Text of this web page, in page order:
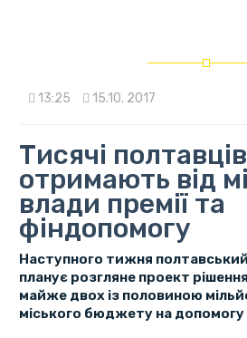
13:25 15.10. 2017
Тисячі полтавців
отримають від
влади премії та
фіндопомогу
Наступного тижня
планує розгляне проект
майже двох із половиною
міського бюджету на